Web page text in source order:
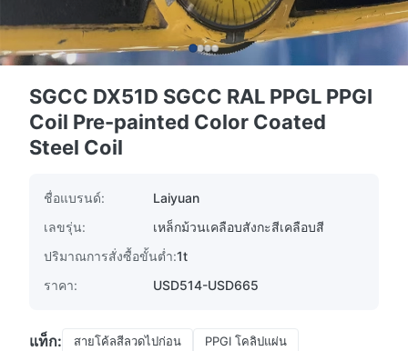
SGCC DX51D SGCC RAL PPGL PPGI
Coil Pre-painted Color Coated
Steel Coil
ชื่อแบรนด์:
Laiyuan
เลขรุ่น:
เหล็กม้วนเคลือบสังกะสีเคลือบสี
ปริมาณการสั่งซื้อขั้นต่ำ:1t
ราคา:
USD514-USD665
แท็ก: สายโค้ลสีลวดไปก่อน
PPGI โคลิปแผ่น